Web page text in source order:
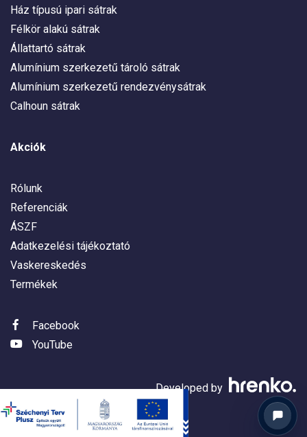
Ház típusú ipari sátrak
Félkör alakú sátrak
Állattartó sátrak
Alumínium szerkezetű tároló sátrak
Alumínium szerkezetű rendezvénysátrak
Calhoun sátrak
Akciók
Rólunk
Referenciák
ÁSZF
Adatkezelési tájékoztató
Vaskereskedés
Termékek
Facebook
YouTube
Developed by